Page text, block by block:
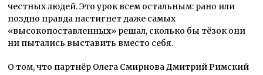
честных людей. Это урок всем остальным: рано или
поздно правда настигнет даже самых
«высокопоставленных» решал, сколько бы тёзок они
ни пытались выставить вместо себя.
О том, что партнёр Олега Смирнова Дмитрий Римский